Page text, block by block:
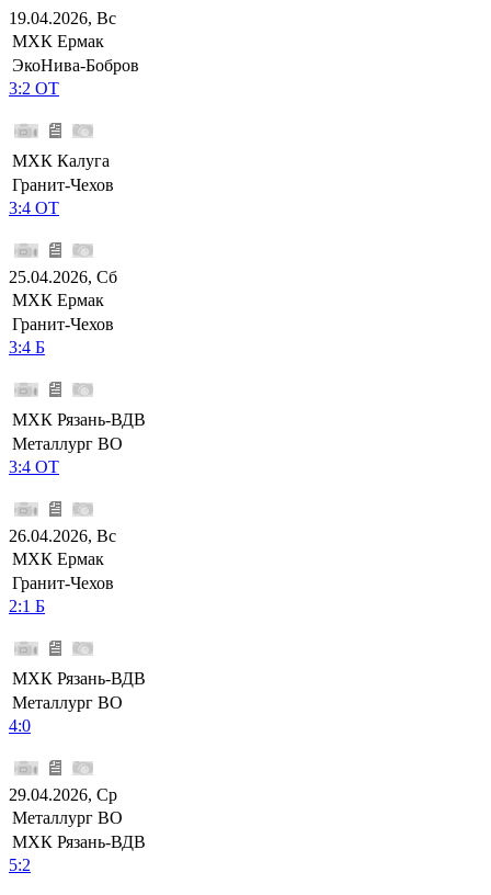
19.04.2026, Вс
МХК Ермак
ЭкоНива-Бобров
3:2 ОТ
МХК Калуга
Гранит-Чехов
3:4 ОТ
25.04.2026, Сб
МХК Ермак
Гранит-Чехов
3:4 Б
МХК Рязань-ВДВ
Металлург ВО
3:4 ОТ
26.04.2026, Вс
МХК Ермак
Гранит-Чехов
2:1 Б
МХК Рязань-ВДВ
Металлург ВО
4:0
29.04.2026, Ср
Металлург ВО
МХК Рязань-ВДВ
5:2